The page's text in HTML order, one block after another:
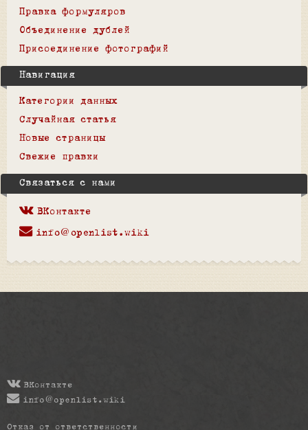
Правка формуляров
Объединение дублей
Присоединение фотографий
Навигация
Категории данных
Случайная статья
Новые страницы
Свежие правки
Связаться с нами
ВКонтакте
info@openlist.wiki
ВКонтакте
info@openlist.wiki
Отказ от ответственности